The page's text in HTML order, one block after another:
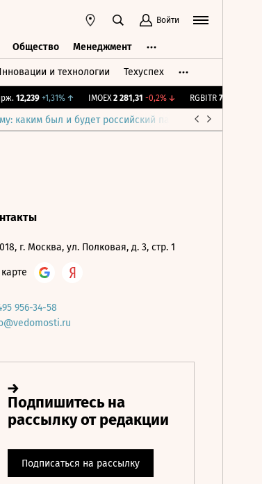
Войти
Общество Менеджмент
и технологии Техуспех
12,239 +1,31%↑ IMOEX 2 281,31 -0,2%↓ RGBITR 775,48
каким был и будет российский парламент
г. Москва, ул. Полковая, д. 3, стр. 1
956-34-58